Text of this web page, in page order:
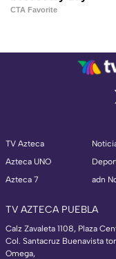
TV Azteca
Azteca UNO
Azteca 7
adn
TV AZTECA PUEBLA
Calz Zavaleta 1108, Plaza
Col. Santacruz Buenavista
Omega,